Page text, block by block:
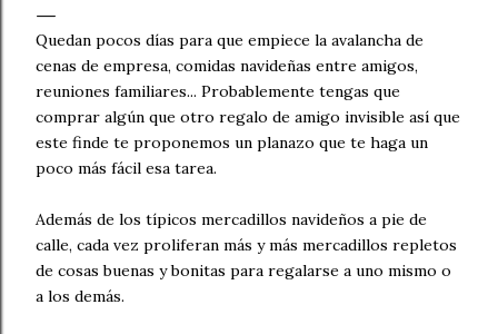
Quedan pocos días para que empiece la avalancha de
cenas de empresa, comidas navideñas entre amigos,
reuniones familiares... Probablemente tengas que
comprar algún que otro regalo de amigo invisible así que
este finde te proponemos un planazo que te haga un
poco más fácil esa tarea.
Además de los típicos mercadillos navideños a pie de
calle, cada vez proliferan más y más mercadillos repletos
de cosas buenas y bonitas para regalarse a uno mismo o
a los demás.